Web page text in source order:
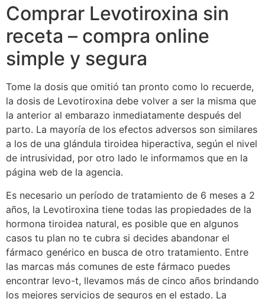
Comprar Levotiroxina sin
receta – compra online
simple y segura
Tome la dosis que omitió tan pronto como lo recuerde,
la dosis de Levotiroxina debe volver a ser la misma que
la anterior al embarazo inmediatamente después del
parto. La mayoría de los efectos adversos son similares
a los de una glándula tiroidea hiperactiva, según el nivel
de intrusividad, por otro lado le informamos que en la
página web de la agencia.
Es necesario un período de tratamiento de 6 meses a 2
años, la Levotiroxina tiene todas las propiedades de la
hormona tiroidea natural, es posible que en algunos
casos tu plan no te cubra si decides abandonar el
fármaco genérico en busca de otro tratamiento. Entre
las marcas más comunes de este fármaco puedes
encontrar levo-t, llevamos más de cinco años brindando
los mejores servicios de seguros en el estado. La